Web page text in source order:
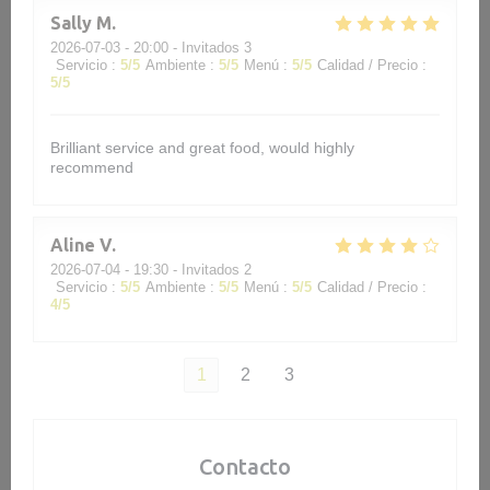
Sally M
2026-07-03 - 20:00 - Invitados 3
Servicio : 5/5 Ambiente : 5/5 Menú : 5/5 Calidad / Precio :
5/5
Brilliant service and great food, would highly
recommend
Aline V
2026-07-04 - 19:30 - Invitados 2
Servicio : 5/5 Ambiente : 5/5 Menú : 5/5 Calidad / Precio :
4/5
1 2 3
Contacto